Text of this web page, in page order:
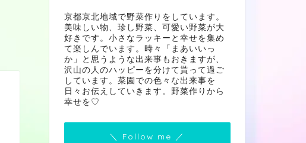
京都京北地域で野菜作りをしています。
美味しい物、珍し野菜、可愛い野菜が大
好きです。小さなラッキーと幸せを集め
て楽しんでいます。時々「まあいいっ
か」と思うような出来事もおきますが、
沢山の人のハッピーを分けて貰って過ご
しています。菜園での色々な出来事を
日々お伝えしていきます。野菜作りから
幸せを♡
＼ Follow me ／